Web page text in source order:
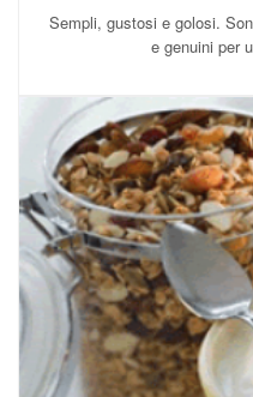
Sempli, gustosi e golosi.
e genuini per